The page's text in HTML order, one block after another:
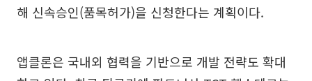
해 신속승인(품목허가)을 신청한다는 계획이다.
앱클론은 국내외 협력을 기반으로 개발 전략도 확대